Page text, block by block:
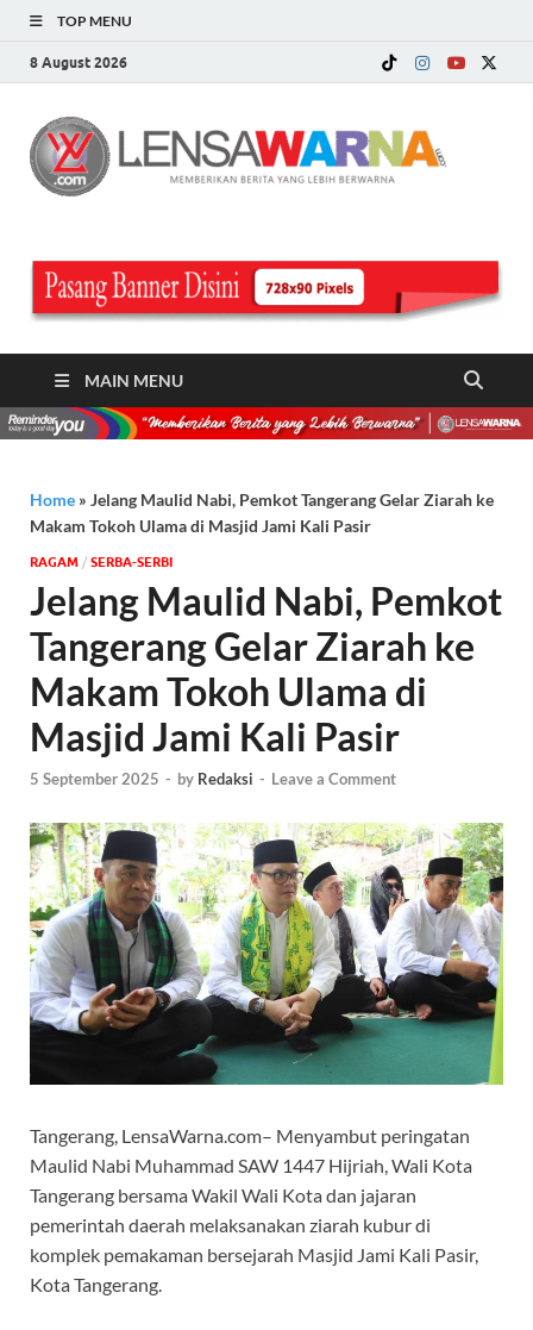
TOP MENU
8 August 2026
MAIN MENU
Home » Jelang Maulid Nabi, Pemkot Tangerang Gelar Ziarah ke
Makam Tokoh Ulama di Masjid Jami Kali Pasir
‎RAGAM / SERBA-SERBI
Jelang Maulid Nabi, Pemkot
Tangerang Gelar Ziarah ke
Makam Tokoh Ulama di
Masjid Jami Kali Pasir
5 September 2025 - by Redaksi - Leave a Comment
Tangerang, LensaWarna.com– Menyambut peringatan
Maulid Nabi Muhammad SAW 1447 Hijriah, Wali Kota
Tangerang bersama Wakil Wali Kota dan jajaran
pemerintah daerah melaksanakan ziarah kubur di
komplek pemakaman bersejarah Masjid Jami Kali Pasir,
Kota Tangerang.